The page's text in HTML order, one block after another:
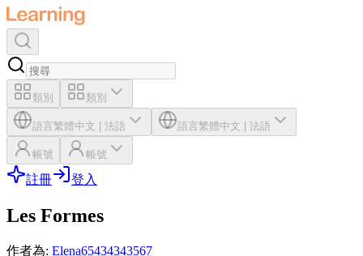
類別 類別
語言繁體中文 法語 語言繁體中文 法語
帳號 帳號
註冊 登入
Les Formes
作者為: Elena65434343567